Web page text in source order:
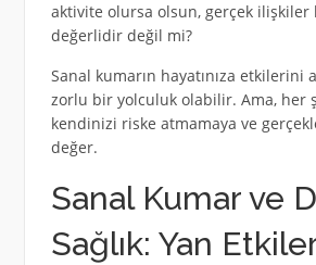
aktivite olursa olsun, gerçek ilişkiler
değerlidir değil mi?
Sanal kumarın hayatınıza etkilerini
zorlu bir yolculuk olabilir. Ama, her
kendinizi riske atmamaya ve
değer.
Sanal Kumar ve
Sağlık: Yan